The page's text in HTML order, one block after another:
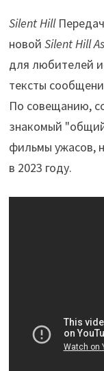
Silent Hill
новой Silent Hill
для любителей
тексты
По совещанию,
знакомый
фильмы ужасов,
в 2023 году.